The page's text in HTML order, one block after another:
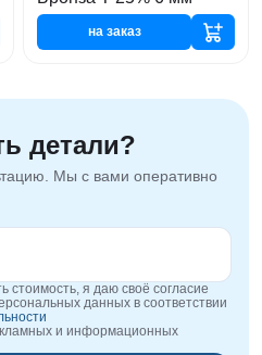
на заказ
детали?
Мы с вами оперативно
стоимость, я даю своё согласие
данных в соответствии
и информационных